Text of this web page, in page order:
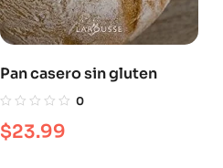
Pan casero sin gluten
0
$23.99